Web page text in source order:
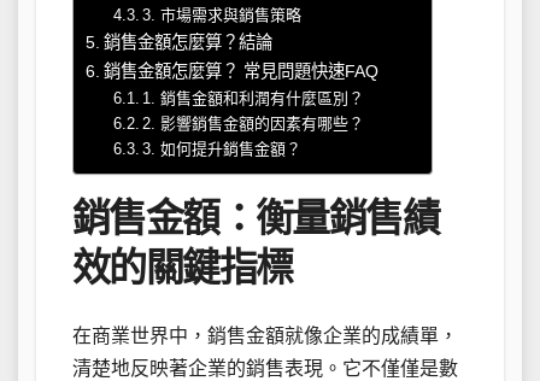
3. 市場需求與銷售策略
銷售金額怎麼算？結論
銷售金額怎麼算？ 常見問題快速FAQ
1. 銷售金額和利潤有什麼區別？
2. 影響銷售金額的因素有哪些？
3. 如何提升銷售金額？
銷售金額：衡量銷售績
效的關鍵指標
在商業世界中，銷售金額就像企業的成績單，
清楚地反映著企業的銷售表現。它不僅僅是數